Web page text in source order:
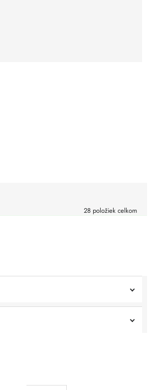
28 položiek celkom